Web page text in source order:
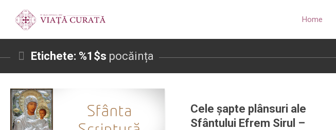
Home
Etichete: %1$s pocăința
Cele șapte plânsuri ale
Sfântului Efrem Sirul –